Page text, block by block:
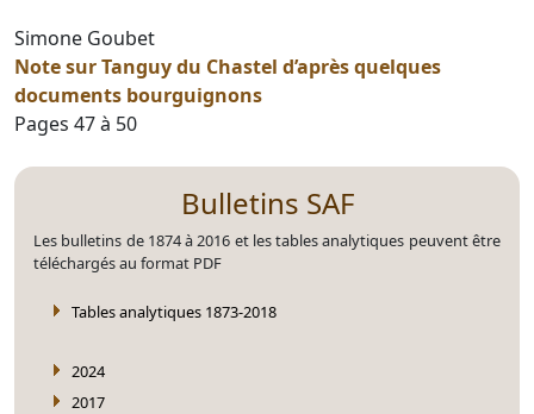
Simone Goubet
Note sur Tanguy du Chastel d’après quelques
documents bourguignons
Pages 47 à 50
Bulletins SAF
Les bulletins de 1874 à 2016 et les tables analytiques peuvent être
téléchargés au format PDF
Tables analytiques 1873-2018
2024
2017